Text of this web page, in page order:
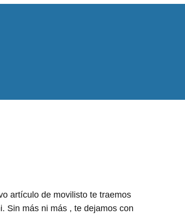
artículo de movilisto te traemos
Sin más ni más , te dejamos con